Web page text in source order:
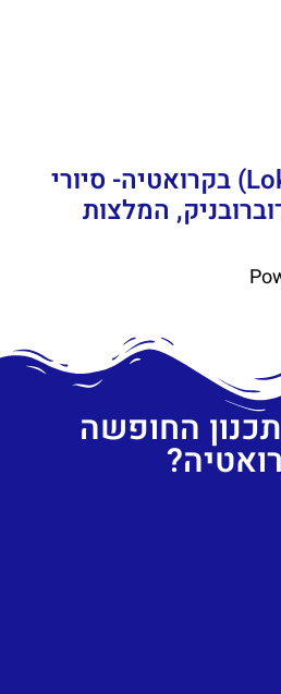
האי לוקרום (Lokrum) בקרואטיה- סיורי
המלצות
החופשה